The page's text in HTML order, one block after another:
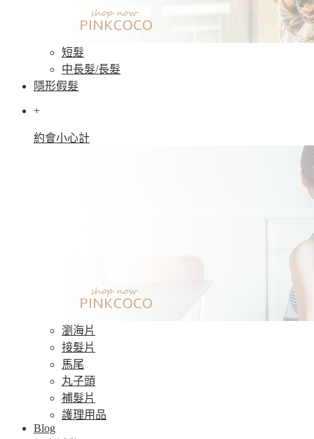
短髮
中長髮/長髮
隱形假髮
+
約會小心計
瀏海片
接髮片
馬尾
丸子頭
補髮片
護理用品
Blog